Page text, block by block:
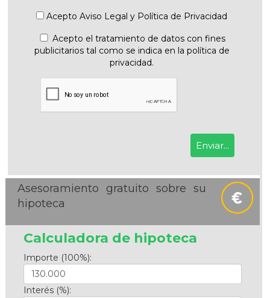
AceptoAviso Legal y Política de Privacidad
Acepto el tratamiento de datos con fines
publicitarios tal como se indica en la política de
privacidad.
Asesoramiento gratuito sobre su
hipoteca
Calculadora de hipoteca
Importe (100%):
Interés (%):